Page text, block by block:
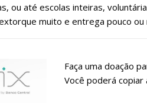
ou até escolas inteiras,
muito e entrega pouco
Faça uma doação
Você poderá copiar